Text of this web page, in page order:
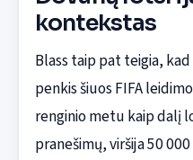
kontekstas
Blass taip pat teigia,
penkis šiuos FIFA
renginio metu kaip dalį
pranešimų, viršija 50